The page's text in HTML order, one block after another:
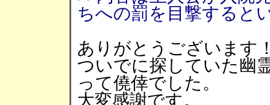
ちへの罰を目撃すると
ありがとうございます
ついでに探していた幽
って僥倖でした。
大変感謝です。